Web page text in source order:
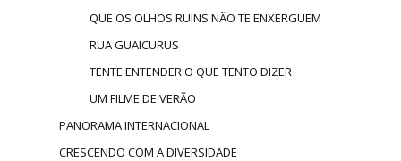
QUE OS OLHOS RUINS NÃO TE ENXERGUEM
RUA GUAICURUS
TENTE ENTENDER O QUE TENTO DIZER
UM FILME DE VERÃO
PANORAMA INTERNACIONAL
CRESCENDO COM A DIVERSIDADE